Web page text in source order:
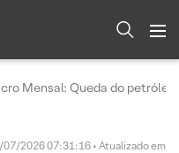
Mensal: Queda do
2026 07:31:16 • Atualizado em